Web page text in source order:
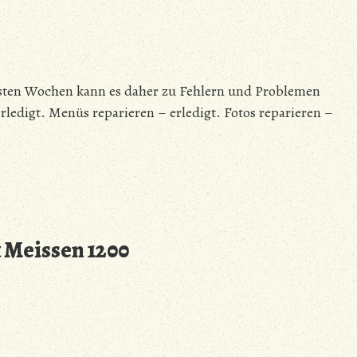
Wochen kann es daher zu Fehlern und Problemen
Menüs reparieren – erledigt. Fotos reparieren –
1200